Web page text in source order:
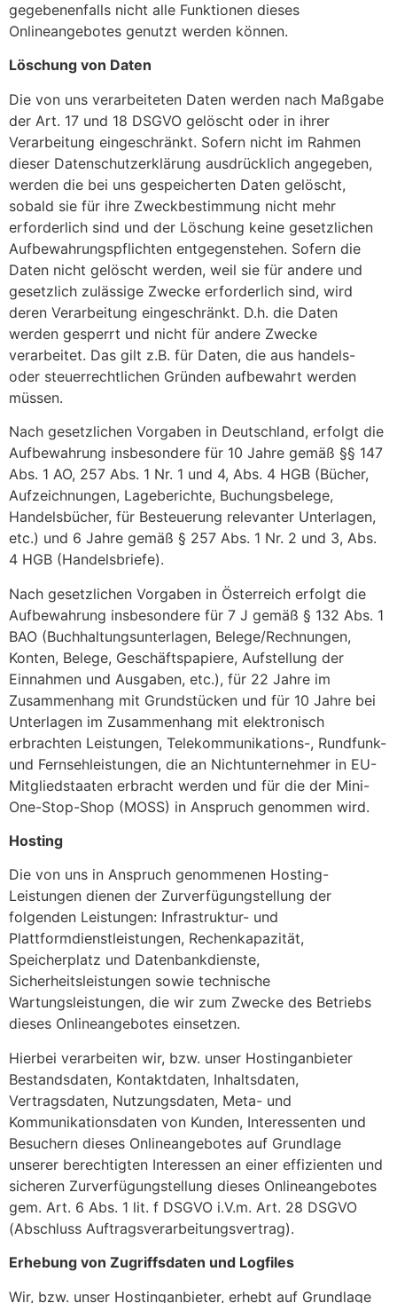
gegebenenfalls nicht alle Funktionen dieses
Onlineangebotes genutzt werden können.
Löschung von Daten
Die von uns verarbeiteten Daten werden nach Maßgabe
der Art. 17 und 18 DSGVO gelöscht oder in ihrer
Verarbeitung eingeschränkt. Sofern nicht im Rahmen
dieser Datenschutzerklärung ausdrücklich angegeben,
werden die bei uns gespeicherten Daten gelöscht,
sobald sie für ihre Zweckbestimmung nicht mehr
erforderlich sind und der Löschung keine gesetzlichen
Aufbewahrungspflichten entgegenstehen. Sofern die
Daten nicht gelöscht werden, weil sie für andere und
gesetzlich zulässige Zwecke erforderlich sind, wird
deren Verarbeitung eingeschränkt. D.h. die Daten
werden gesperrt und nicht für andere Zwecke
verarbeitet. Das gilt z.B. für Daten, die aus handels-
oder steuerrechtlichen Gründen aufbewahrt werden
müssen.
Nach gesetzlichen Vorgaben in Deutschland, erfolgt die
Aufbewahrung insbesondere für 10 Jahre gemäß §§ 147
Abs. 1 AO, 257 Abs. 1 Nr. 1 und 4, Abs. 4 HGB (Bücher,
Aufzeichnungen, Lageberichte, Buchungsbelege,
Handelsbücher, für Besteuerung relevanter Unterlagen,
etc.) und 6 Jahre gemäß § 257 Abs. 1 Nr. 2 und 3, Abs.
4 HGB (Handelsbriefe).
Nach gesetzlichen Vorgaben in Österreich erfolgt die
Aufbewahrung insbesondere für 7 J gemäß § 132 Abs. 1
BAO (Buchhaltungsunterlagen, Belege/Rechnungen,
Konten, Belege, Geschäftspapiere, Aufstellung der
Einnahmen und Ausgaben, etc.), für 22 Jahre im
Zusammenhang mit Grundstücken und für 10 Jahre bei
Unterlagen im Zusammenhang mit elektronisch
erbrachten Leistungen, Telekommunikations-, Rundfunk-
und Fernsehleistungen, die an Nichtunternehmer in EU-
Mitgliedstaaten erbracht werden und für die der Mini-
One-Stop-Shop (MOSS) in Anspruch genommen wird.
Hosting
Die von uns in Anspruch genommenen Hosting-
Leistungen dienen der Zurverfügungstellung der
folgenden Leistungen: Infrastruktur- und
Plattformdienstleistungen, Rechenkapazität,
Speicherplatz und Datenbankdienste,
Sicherheitsleistungen sowie technische
Wartungsleistungen, die wir zum Zwecke des Betriebs
dieses Onlineangebotes einsetzen.
Hierbei verarbeiten wir, bzw. unser Hostinganbieter
Bestandsdaten, Kontaktdaten, Inhaltsdaten,
Vertragsdaten, Nutzungsdaten, Meta- und
Kommunikationsdaten von Kunden, Interessenten und
Besuchern dieses Onlineangebotes auf Grundlage
unserer berechtigten Interessen an einer effizienten und
sicheren Zurverfügungstellung dieses Onlineangebotes
gem. Art. 6 Abs. 1 lit. f DSGVO i.V.m. Art. 28 DSGVO
(Abschluss Auftragsverarbeitungsvertrag).
Erhebung von Zugriffsdaten und Logfiles
Wir, bzw. unser Hostinganbieter, erhebt auf Grundlage